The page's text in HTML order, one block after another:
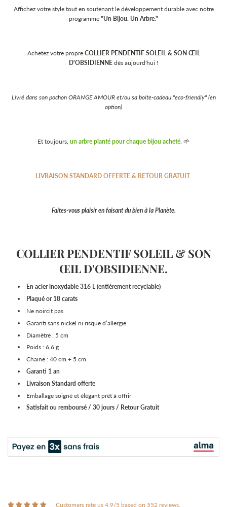
Affichez votre style tout en soutenant le développement durable avec notre
programme "Un Bijou. Un Arbre."
Achetez votre propre COLLIER PENDENTIF SOLEIL & SON ŒIL
D'OBSIDIENNE dès aujourd'hui !
Livré dans son pochon ORANGE AMOUR et/ou sa boite-cadeau "eco-friendly" (en
option)
Et toujours, un arbre planté pour chaque bijou acheté. 🌱
LIVRAISON STANDARD OFFERTE & RETOUR GRATUIT
Faites-vous plaisir en faisant du bien à la Planète.
COLLIER PENDENTIF SOLEIL & SON
ŒIL D'OBSIDIENNE.
En acier inoxydable 316 L (entièrement recyclable)
Plaqué or 18 carats
Ne noircit pas
Garanti sans nickel ni risque d’allergie
Diamètre : 5 cm
Poids : 6,6 g
Chaine : 40 cm + 5 cm
Garanti 1 an
Livraison Standard offerte
Emballage soigné et élégant prêt à offrir
Satisfait ou remboursé / 30 jours / Retour Gratuit
Customers rate us 4.9/5 based on 552 reviews.